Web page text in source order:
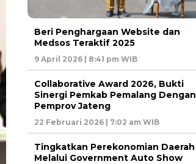
Beri Penghargaan Website dan
Medsos Teraktif 2025
9 April 2026 | 8:41 pm WIB
Collaborative Award 2026, Bukti
Sinergi Pemkab Pemalang Dengan
Pemprov Jateng
22 Februari 2026 | 7:02 am WIB
Tingkatkan Perekonomian Daerah
Melalui Government Auto Show